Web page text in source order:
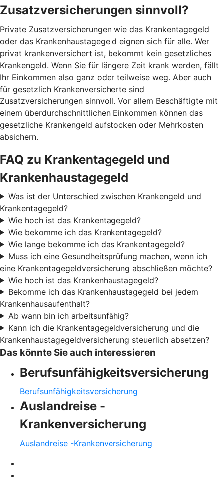
Zusatzversicherungen sinnvoll?
Private Zusatzversicherungen wie das Krankentagegeld
oder das Krankenhaustagegeld eignen sich für alle. Wer
privat krankenversichert ist, bekommt kein gesetzliches
Krankengeld. Wenn Sie für längere Zeit krank werden, fällt
Ihr Einkommen also ganz oder teilweise weg. Aber auch
für gesetzlich Krankenversicherte sind
Zusatzversicherungen sinnvoll. Vor allem Beschäftigte mit
einem überdurchschnittlichen Einkommen können das
gesetzliche Krankengeld aufstocken oder Mehrkosten
absichern.
FAQ zu Krankentagegeld und
Krankenhaustagegeld
Was ist der Unterschied zwischen Krankengeld und
Krankentagegeld?
Wie hoch ist das Krankentagegeld?
Wie bekomme ich das Krankentagegeld?
Wie lange bekomme ich das Krankentagegeld?
Muss ich eine Gesundheitsprüfung machen, wenn ich
eine Krankentagegeldversicherung abschließen möchte?
Wie hoch ist das Krankenhaustagegeld?
Bekomme ich das Krankenhaustagegeld bei jedem
Krankenhausaufenthalt?
Ab wann bin ich arbeitsunfähig?
Kann ich die Krankentagegeldversicherung und die
Krankenhaustagegeldversicherung steuerlich absetzen?
Das könnte Sie auch interessieren
Berufsunfähigkeitsversicherung
Berufsunfähigkeitsversicherung
Auslandreise -
Krankenversicherung
Auslandreise -Krankenversicherung